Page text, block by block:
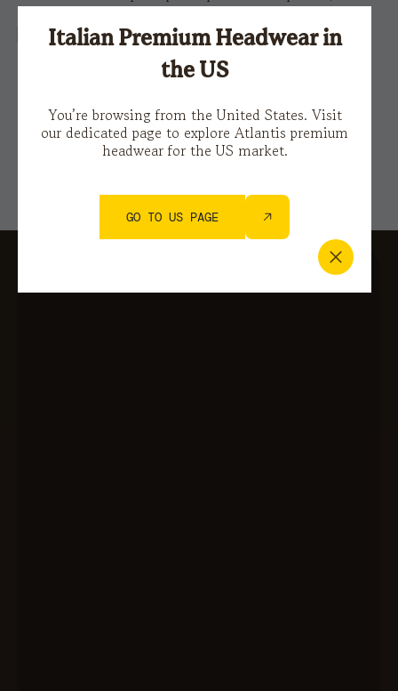
Ho letto laPrivacy policy
Norme sulla privacye iTermini di servizio di Google.
Italian Premium Headwear in
the US
You’re browsing from the United States. Visit
our dedicated page to explore Atlantis premium
headwear for the US market.
GO TO US PAGE